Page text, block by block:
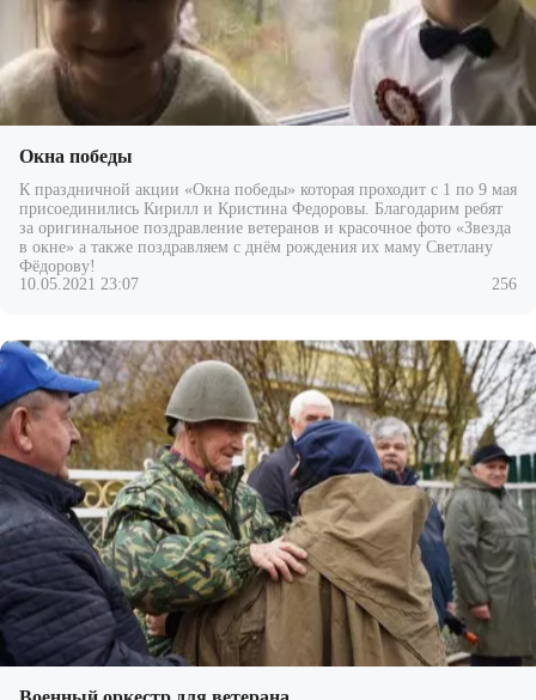
Окна победы
К праздничной акции «Окна победы» которая проходит с 1 по 9 мая
присоединились Кирилл и Кристина Федоровы. Благодарим ребят
за оригинальное поздравление ветеранов и красочное фото «Звезда
в окне» а также поздравляем с днём рождения их маму Светлану
Фёдорову!
10.05.2021 23:07
256